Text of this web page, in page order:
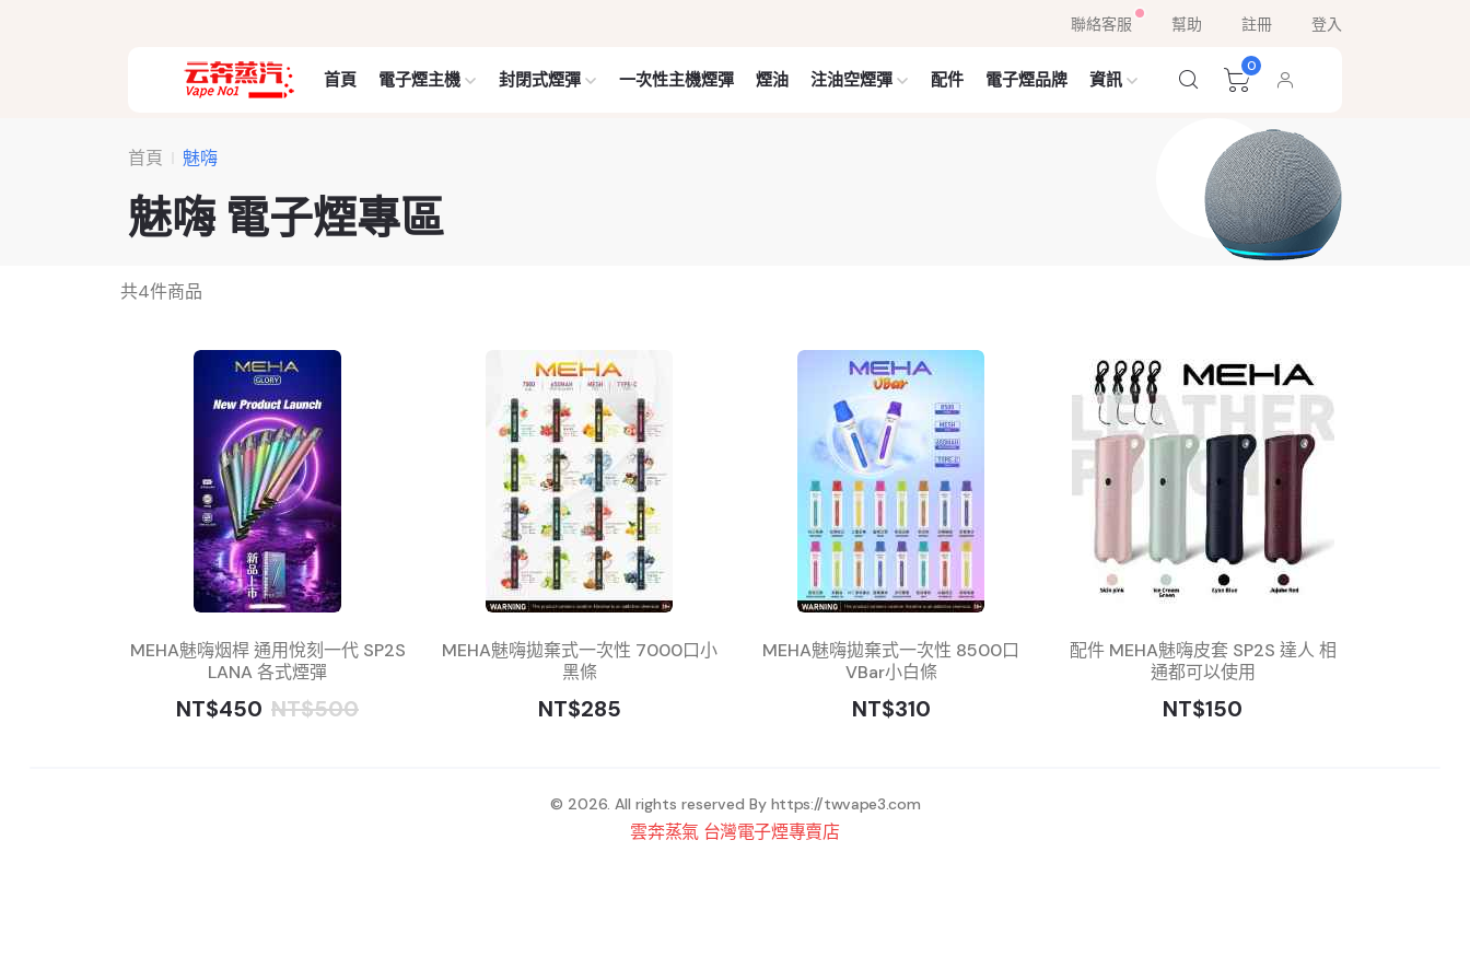
聯絡客服 幫助 註冊 登入
首頁 電子煙主機 封閉式煙彈 一次性主機煙彈 煙油 注油空煙彈 配件 電子煙品牌 資訊
0
首頁 魅嗨
魅嗨 電子煙專區
共4件商品
MEHA魅嗨烟桿 通用悅刻一代 SP2S
LANA 各式煙彈
NT$450 NT$500
MEHA魅嗨拋棄式一次性 7000口小
黑條
NT$285
MEHA魅嗨拋棄式一次性 8500口
VBar小白條
NT$310
配件 MEHA魅嗨皮套 SP2S 達人 相
通都可以使用
NT$150
© 2026. All rights reserved By https://twvape3.com
雲奔蒸氣 台灣電子煙專賣店